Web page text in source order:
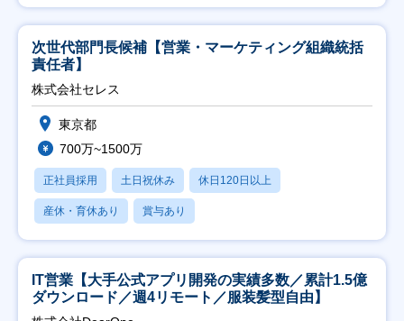
次世代部門長候補【営業・マーケティング組織統括
責任者】
株式会社セレス
東京都
700万~1500万
正社員採用 土日祝休み 休日120日以上
産休・育休あり 賞与あり
IT営業【大手公式アプリ開発の実績多数／累計1.5億
ダウンロード／週4リモート／服装髪型自由】